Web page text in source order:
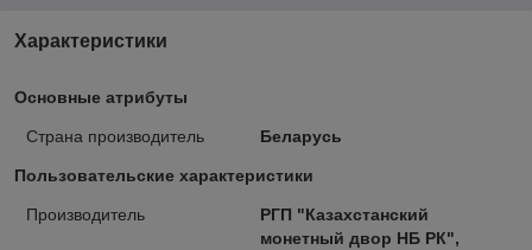
Характеристики
Основные атрибуты
Страна производитель Беларусь
Пользовательские характеристики
Производитель
РГП "Казахстанский
монетный двор НБ РК",